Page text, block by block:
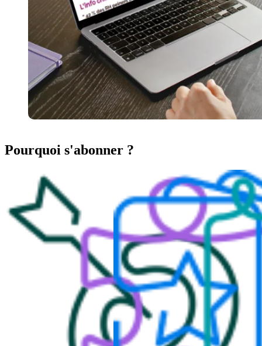
Pourquoi s'abonner ?